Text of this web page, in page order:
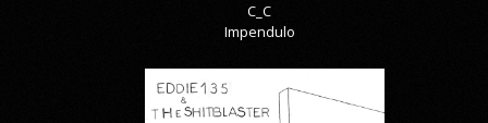
C_C
Impendulo